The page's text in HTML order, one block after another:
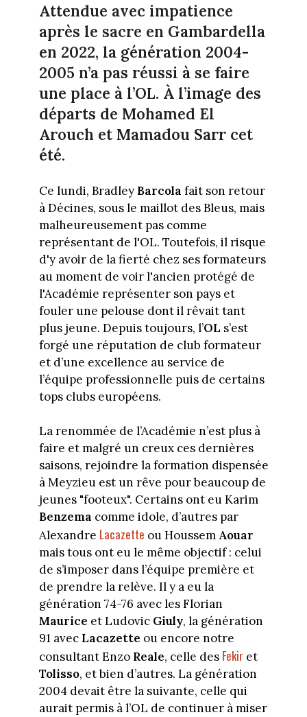
Attendue avec impatience
après le sacre en Gambardella
en 2022, la génération 2004-
2005 n’a pas réussi à se faire
une place à l’OL. À l’image des
départs de Mohamed El
Arouch et Mamadou Sarr cet
été.
Ce lundi, Bradley Barcola fait son retour
à Décines, sous le maillot des Bleus, mais
malheureusement pas comme
représentant de l'OL. Toutefois, il risque
d'y avoir de la fierté chez ses formateurs
au moment de voir l'ancien protégé de
l'Académie représenter son pays et
fouler une pelouse dont il rêvait tant
plus jeune. Depuis toujours, l’OL s’est
forgé une réputation de club formateur
et d’une excellence au service de
l’équipe professionnelle puis de certains
tops clubs européens.
La renommée de l’Académie n’est plus à
faire et malgré un creux ces dernières
saisons, rejoindre la formation dispensée
à Meyzieu est un rêve pour beaucoup de
jeunes "footeux". Certains ont eu Karim
Benzema comme idole, d’autres par
Alexandre Lacazette ou Houssem Aouar
mais tous ont eu le même objectif : celui
de s’imposer dans l’équipe première et
de prendre la relève. Il y a eu la
génération 74-76 avec les Florian
Maurice et Ludovic Giuly, la génération
91 avec Lacazette ou encore notre
consultant Enzo Reale, celle des Fekir et
Tolisso, et bien d’autres. La génération
2004 devait être la suivante, celle qui
aurait permis à l’OL de continuer à miser